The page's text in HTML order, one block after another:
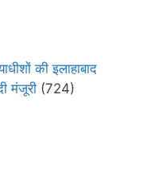
की इलाहाबाद
मंजूरी (724)